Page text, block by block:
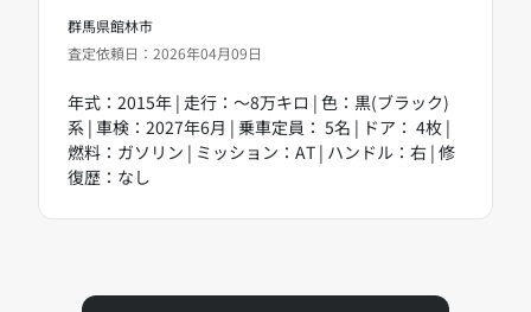
群馬県館林市
査定依頼日：2026年04月09日
年式：2015年 | 走行：～8万キロ | 色：黒(ブラック)
系 | 車検：2027年6月 | 乗車定員： 5名 | ドア： 4枚 |
燃料：ガソリン | ミッション：AT | ハンドル：右 | 修
復歴：なし